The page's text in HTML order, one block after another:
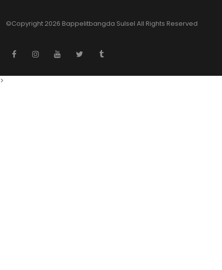
©Copyright 2026 Bappelitbangda Sulsel All Rights Reserved
>